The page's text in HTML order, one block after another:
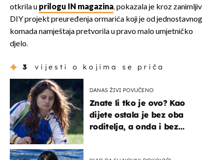
otkrila u prilogu IN magazina, pokazala je kroz zanimljiv
DIY projekt preuređenja ormarića koji je od jednostavnog
komada namještaja pretvorila u pravo malo umjetničko
djelo.
3 vijesti o kojima se priča
DANAS ŽIVI POVUČENO
Znate li tko je ovo? Kao
dijete ostala je bez oba
roditelja, a onda i bez